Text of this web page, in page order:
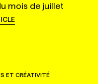
mois de juillet
ET CRÉATIVITÉ